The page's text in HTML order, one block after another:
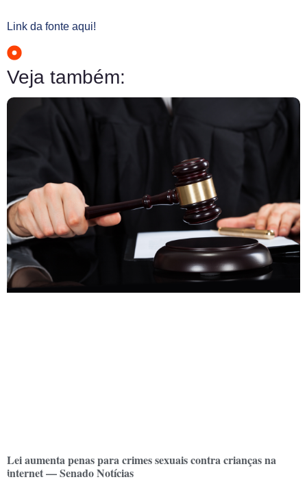
Link da fonte aqui!
Veja também:
Lei aumenta penas para crimes sexuais contra crianças na
internet — Senado Notícias